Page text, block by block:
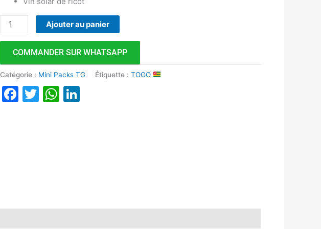
Ajouter au panier
COMMANDER SUR WHATSAPP
Catégorie : Mini Packs TG Étiquette :TOGO
Facebook
TwitterWhatsApp